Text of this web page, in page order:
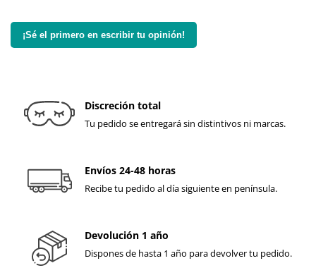
¡Sé el primero en escribir tu opinión!
Discreción total
Tu pedido se entregará sin distintivos ni marcas.
Envíos 24-48 horas
Recibe tu pedido al día siguiente en península.
Devolución 1 año
Dispones de hasta 1 año para devolver tu pedido.